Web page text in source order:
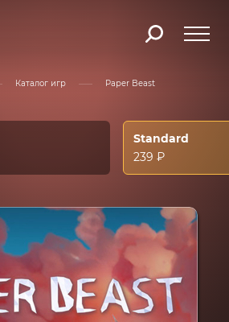
Каталог игр Paper Beast
Standard
239 ₽